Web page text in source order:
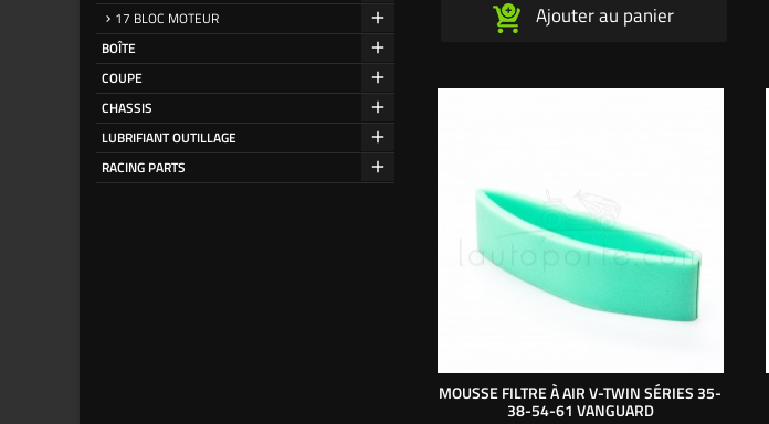
17 BLOC MOTEUR
BOÎTE
COUPE
CHASSIS
LUBRIFIANT OUTILLAGE
RACING PARTS
Ajouter au panier
MOUSSE FILTRE À AIR V-TWIN SÉRIES 35-
38-54-61 VANGUARD